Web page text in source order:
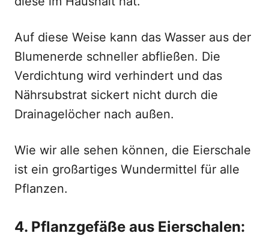
Auf diese Weise kann das Wasser aus der
Blumenerde schneller abfließen. Die
Verdichtung wird verhindert und das
Nährsubstrat sickert nicht durch die
Drainagelöcher nach außen.
Wie wir alle sehen können, die Eierschale
ist ein großartiges Wundermittel für alle
Pflanzen.
4. Pflanzgefäße aus Eierschalen: